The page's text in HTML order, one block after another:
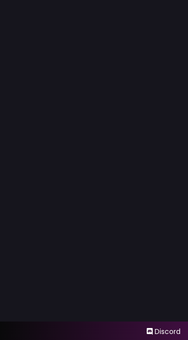
Discord